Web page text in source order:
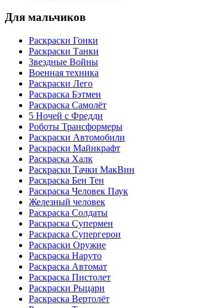
Для мальчиков
Раскраски Гонки
Раскраски Танки
Звездные Войны
Военная техника
Раскраски Лего
Раскраска Бэтмен
Раскраска Самолёт
5 Ночей с Фредди
Роботы Трансформеры
Раскраски Автомобили
Раскраски Майнкрафт
Раскраска Халк
Раскраски Тачки МакВин
Раскраска Бен Тен
Раскраска Человек Паук
Железный человек
Раскраска Солдаты
Раскраска Супермен
Раскраска Супергерои
Раскраски Оружие
Раскраска Наруто
Раскраска Автомат
Раскраска Пистолет
Раскраски Рыцари
Раскраска Вертолёт